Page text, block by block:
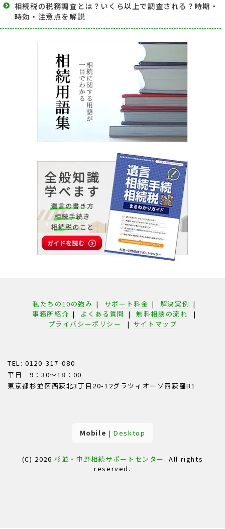
相続税の税務調査とは？いくら以上で調査される？時期・
時効・注意点を解説
私たちの10の強み | サポート料金 | 解決実例 |
事務所紹介 | よくある質問 | 無料相談の流れ
|
プライバシーポリシー
| サイトマップ
TEL: 0120-317-080
平日 9：30～18：00
東京都杉並区西荻北3丁目20-12グラツィオーソ西荻窪B1
Mobile |Desktop
(C) 2026杉並・中野相続サポートセンター . All rights
reserved.